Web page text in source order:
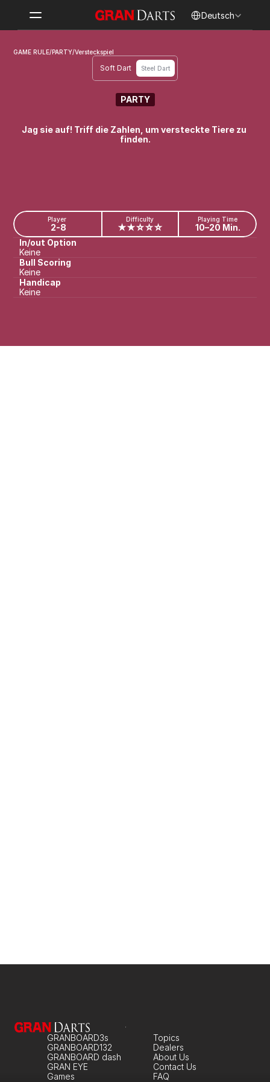
Deutsch
GAME RULE/PARTY/Versteckspiel
Soft Dart Steel Dart
PARTY
Jag sie auf! Triff die Zahlen, um versteckte Tiere zu
finden.
Player
2-8
Difficulty
★★☆☆☆
Playing Time
10–20 Min.
In/out Option
Keine
Bull Scoring
Keine
Handicap
Keine
GRANBOARD3s
GRANBOARD132
GRANBOARD dash
GRAN EYE
Games
About Us
Topics
Dealers
Contact Us
FAQ